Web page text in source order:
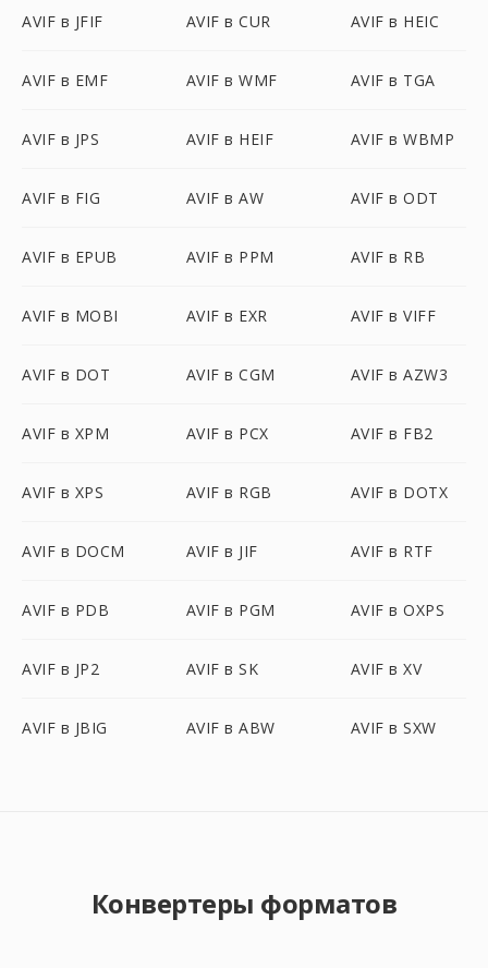
AVIF в JFIF AVIF в CUR AVIF в HEIC
AVIF в EMF AVIF в WMF AVIF в TGA
AVIF в JPS AVIF в HEIF AVIF в WBMP
AVIF в FIG AVIF в AW AVIF в ODT
AVIF в EPUB AVIF в PPM AVIF в RB
AVIF в MOBI AVIF в EXR AVIF в VIFF
AVIF в DOT AVIF в CGM AVIF в AZW3
AVIF в XPM AVIF в PCX AVIF в FB2
AVIF в XPS AVIF в RGB AVIF в DOTX
AVIF в DOCM AVIF в JIF AVIF в RTF
AVIF в PDB AVIF в PGM AVIF в OXPS
AVIF в JP2 AVIF в SK AVIF в XV
AVIF в JBIG AVIF в ABW AVIF в SXW
Конвертеры форматов